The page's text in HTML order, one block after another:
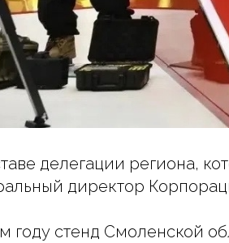
делегации региона,
директор
году стенд Смоленской